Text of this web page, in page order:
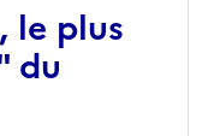
le plus
du